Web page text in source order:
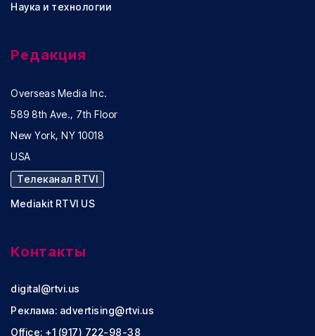
Наука и технологии
Редакция
Overseas Media Inc.
589 8th Ave., 7th Floor
New York, NY 10018
USA
Телеканал RTVI
Mediakit RTVI US
Контакты
digital@rtvi.us
Реклама: advertising@rtvi.us
Office: +1 (917) 722-98-38